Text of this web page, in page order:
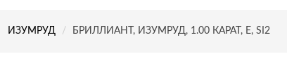
ИЗУМРУД БРИЛЛИАНТ, ИЗУМРУД, 1.00 КАРАТ, E, SI2